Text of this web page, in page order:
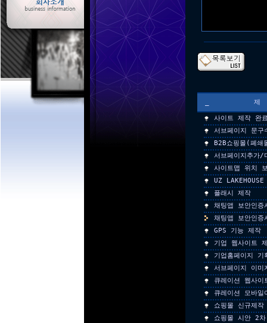
사이트 제작 완
서브페이지 문
B2B쇼핑몰(폐쇄
서브페이지추가/
사이트맵 위치
UZ
플래시 제작
채팅앱 보안인증
채팅앱 보안인증
GPS 기능 제작
기업 웹사이트
기업홈페이지 기
서브페이지 이미
큐레이션 웹사이
큐레이션 모바일
쇼핑몰 신규제작
쇼핑몰 시안 2